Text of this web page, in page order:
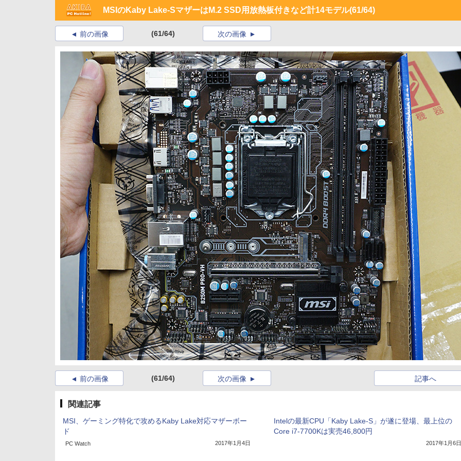
MSIのKaby Lake-SマザーはM.2 SSD用放熱板付きなど計14モデル(61/64)
前の画像 (61/64) 次の画像
前の画像 (61/64) 記事へ
次の画像
関連記事
MSI、ゲーミング特化で攻めるKaby Lake対応マザーボー
ド
PC Watch 2017年1月4日
Intelの最新CPU「Kaby Lake-S」が遂に登場、最上位の
Core i7-7700Kは実売46,800円
2017年1月6日